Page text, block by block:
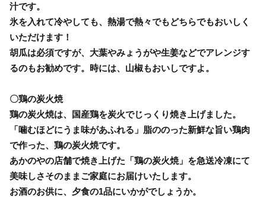
汁です。
氷を入れて冷やしても、熱湯で熱々でもどちらでもおいしく
いただけます！
胡瓜は必須ですが、大葉やみょうがや生姜などでアレンジす
るのもお勧めです。時には、山椒もおいしですよ。
〇鶏の炭火焼
鶏の炭火焼は、国産鶏を炭火でじっくり焼き上げました。
「噛むほどにうま味があふれる」脂ののった新鮮な旨い鶏肉
で作った、鶏の炭火焼です。
あかのやの店舗で焼き上げた「鶏の炭火焼」を急送冷凍にて
美味しさそのままご家庭にお届けいたします。
お酒のお供に、夕食の1品にいかがでしょうか。